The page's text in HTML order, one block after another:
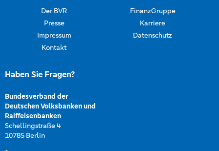
Der BVR
FinanzGruppe
Presse
Karriere
Impressum
Datenschutz
Kontakt
Haben Sie Fragen?
Bundesverband der
Deutschen Volksbanken und
Raiffeisenbanken
Schellingstraße 4
10785 Berlin